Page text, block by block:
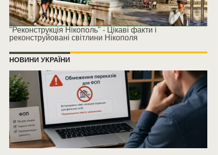
"Реконструкція Нікополь" - Цікаві факти і
реконструйовані світлини Нікополя
НОВИНИ УКРАЇНИ